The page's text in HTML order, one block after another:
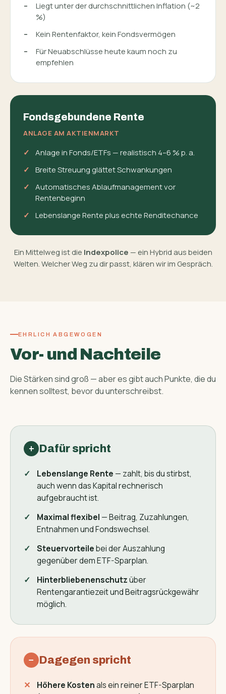
Liegt unter der durchschnittlichen Inflation (~2
%)
Kein Rentenfaktor, kein Fondsvermögen
Für Neuabschlüsse heute kaum noch zu
empfehlen
Fondsgebundene Rente
ANLAGE AM AKTIENMARKT
Anlage in Fonds/ETFs — realistisch 4–6 % p. a.
Breite Streuung glättet Schwankungen
Automatisches Ablaufmanagement vor
Rentenbeginn
Lebenslange Rente plus echte Renditechance
Ein Mittelweg ist die Indexpolice — ein Hybrid aus beiden
Welten. Welcher Weg zu dir passt, klären wir im Gespräch.
EHRLICH ABGEWOGEN
Vor- und Nachteile
Die Stärken sind groß — aber es gibt auch Punkte, die du
kennen solltest, bevor du unterschreibst.
+ Dafür spricht
Lebenslange Rente — zahlt, bis du stirbst,
auch wenn das Kapital rechnerisch
aufgebraucht ist.
Maximal flexibel — Beitrag, Zuzahlungen,
Entnahmen und Fondswechsel.
Steuervorteilebei der Auszahlung
gegenüber dem ETF-Sparplan.
Hinterbliebenenschutzüber
Rentengarantiezeit und Beitragsrückgewähr
möglich.
− Dagegen spricht
Höhere Kostenals ein reiner ETF-Sparplan